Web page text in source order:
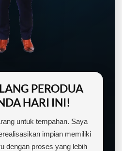
PERODUA
HARI INI!
untuk tempahan. Saya
impian memiliki
dengan proses yang lebih